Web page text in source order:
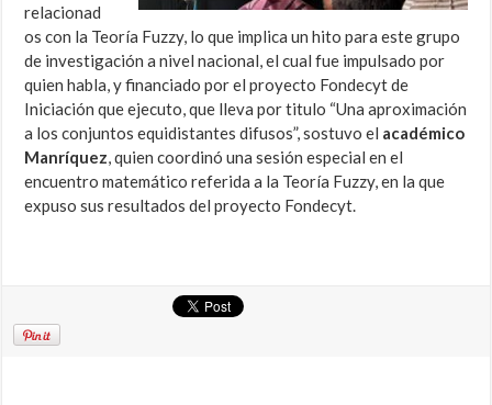
relacionad
os con la Teoría Fuzzy, lo que implica un hito para este grupo
de investigación a nivel nacional, el cual fue impulsado por
quien habla, y financiado por el proyecto Fondecyt de
Iniciación que ejecuto, que lleva por titulo “Una aproximación
a los conjuntos equidistantes difusos”, sostuvo el académico
Manríquez, quien coordinó una sesión especial en el
encuentro matemático referida a la Teoría Fuzzy, en la que
expuso sus resultados del proyecto Fondecyt.